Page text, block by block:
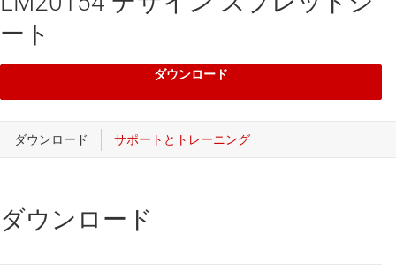
ート
ダウンロード
ダウンロード